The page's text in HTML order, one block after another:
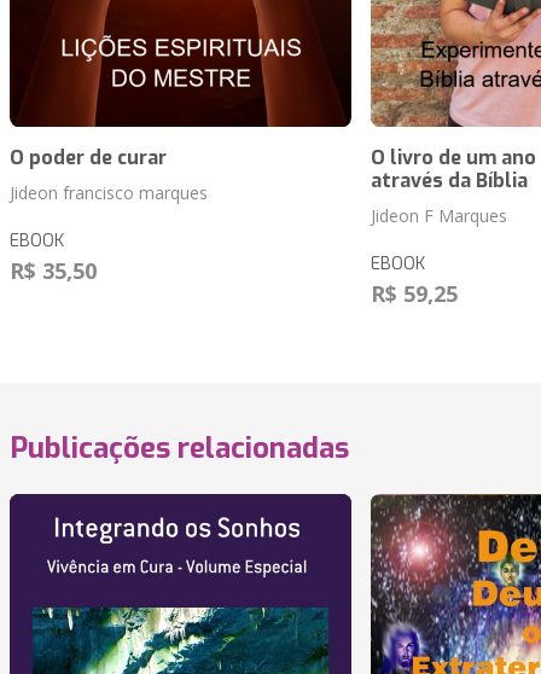
O poder de curar
Jideon francisco marques
EBOOK
R$ 35,50
O livro de um
através da Bíblia
Jideon F Marques
EBOOK
R$ 59,25
Publicações relacionadas